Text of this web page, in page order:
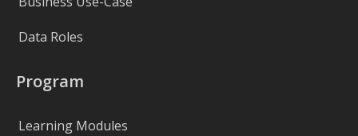
Data Roles
Program
Learning Modules